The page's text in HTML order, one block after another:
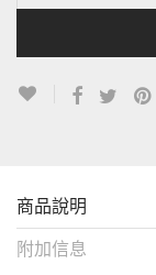
商品說明
附加信息